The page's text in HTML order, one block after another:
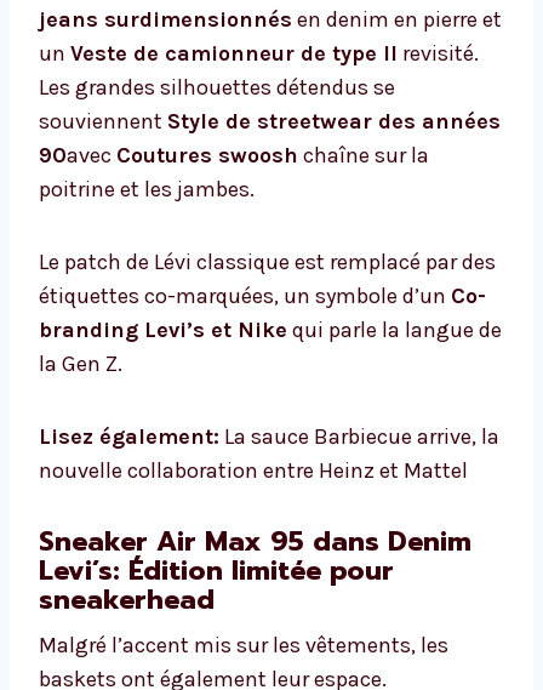
jeans surdimensionnés en denim en pierre et
un Veste de camionneur de type II revisité.
Les grandes silhouettes détendus se
souviennent Style de streetwear des années
90avec Coutures swoosh chaîne sur la
poitrine et les jambes.
Le patch de Lévi classique est remplacé par des
étiquettes co-marquées, un symbole d’un Co-
branding Levi’s et Nike qui parle la langue de
la Gen Z.
Lisez également: La sauce Barbiecue arrive, la
nouvelle collaboration entre Heinz et Mattel
Sneaker Air Max 95 dans Denim
Levi’s: Édition limitée pour
sneakerhead
Malgré l’accent mis sur les vêtements, les
baskets ont également leur espace.